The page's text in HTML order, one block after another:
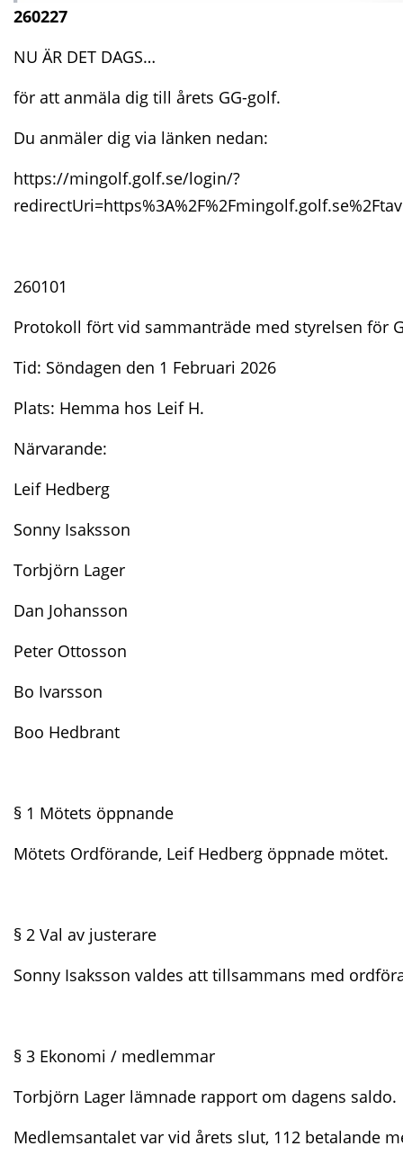
260227
NU ÄR DET DAGS…
för att anmäla dig till årets GG-golf.
Du anmäler dig via länken nedan:
https://mingolf.golf.se/login/?
260101
Protokoll fört vid sammanträde med styrelsen för
Tid: Söndagen den 1 Februari 2026
Plats: Hemma hos Leif H.
Närvarande:
Leif Hedberg
Sonny Isaksson
Torbjörn Lager
Dan Johansson
Peter Ottosson
Bo Ivarsson
Boo Hedbrant
§ 1 Mötets öppnande
Mötets Ordförande, Leif Hedberg öppnade mötet.
§ 2 Val av justerare
Sonny Isaksson valdes att tillsammans med
§ 3 Ekonomi / medlemmar
Torbjörn Lager lämnade rapport om dagens saldo.
Medlemsantalet var vid årets slut, 112 betalande